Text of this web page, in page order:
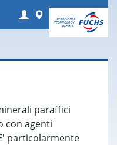
Login Worldwide
paraffici
con agenti
particolarmente